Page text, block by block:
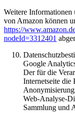
Weitere Informationen
von Amazon können
https://
nodeId=3312401
Google
Der für die
Internetseite
Web-Analyse-
Sammlung und